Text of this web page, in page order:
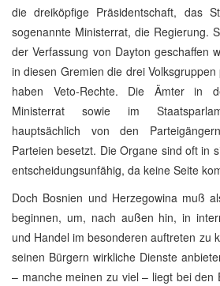
die dreiköpfige Präsidentschaft, das
sogenannte Ministerrat, die Regierung.
der Verfassung von Dayton geschaffen
in diesen Gremien die drei
haben Veto-Rechte. Die Ämter in
Ministerrat sowie im
hauptsächlich von den
Parteien besetzt. Die Organe sind oft in
entscheidungsunfähig, da keine Seite
Doch Bosnien und Herzegowina muß
beginnen, um, nach außen hin, in
und Handel im besonderen auftreten zu
seinen Bürgern wirkliche Dienste
– manche meinen zu viel – liegt bei den